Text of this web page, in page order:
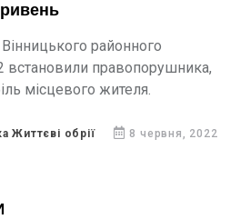
районного
встановили правопорушника,
місцевого жителя.
Життєві обрії 8 червня, 2022